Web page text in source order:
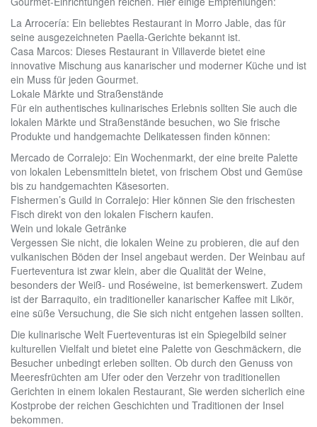
La Arrocería: Ein beliebtes Restaurant in Morro Jable, das für
seine ausgezeichneten Paella-Gerichte bekannt ist.
Casa Marcos: Dieses Restaurant in Villaverde bietet eine
innovative Mischung aus kanarischer und moderner Küche und ist
ein Muss für jeden Gourmet.
Lokale Märkte und Straßenstände
Für ein authentisches kulinarisches Erlebnis sollten Sie auch die
lokalen Märkte und Straßenstände besuchen, wo Sie frische
Produkte und handgemachte Delikatessen finden können:
Mercado de Corralejo: Ein Wochenmarkt, der eine breite Palette
von lokalen Lebensmitteln bietet, von frischem Obst und Gemüse
bis zu handgemachten Käsesorten.
Fishermen’s Guild in Corralejo: Hier können Sie den frischesten
Fisch direkt von den lokalen Fischern kaufen.
Wein und lokale Getränke
Vergessen Sie nicht, die lokalen Weine zu probieren, die auf den
vulkanischen Böden der Insel angebaut werden. Der Weinbau auf
Fuerteventura ist zwar klein, aber die Qualität der Weine,
besonders der Weiß- und Roséweine, ist bemerkenswert. Zudem
ist der Barraquito, ein traditioneller kanarischer Kaffee mit Likör,
eine süße Versuchung, die Sie sich nicht entgehen lassen sollten.
Die kulinarische Welt Fuerteventuras ist ein Spiegelbild seiner
kulturellen Vielfalt und bietet eine Palette von Geschmäckern, die
Besucher unbedingt erleben sollten. Ob durch den Genuss von
Meeresfrüchten am Ufer oder den Verzehr von traditionellen
Gerichten in einem lokalen Restaurant, Sie werden sicherlich eine
Kostprobe der reichen Geschichten und Traditionen der Insel
bekommen.